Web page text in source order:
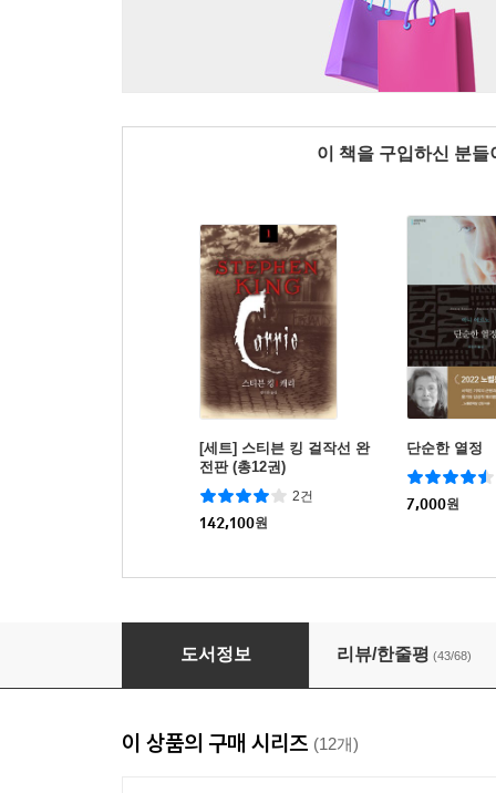
이 책을 구입하신 분
[세트] 스티븐 킹 걸작선 완
전판 (총12권)
2건
142,100원
단순한 열정
7,000원
미저리 - 스티븐 킹 걸작선 10
도서정보 리뷰/한줄평 (43/68)
이 상품의 구매 시리즈 (12개)